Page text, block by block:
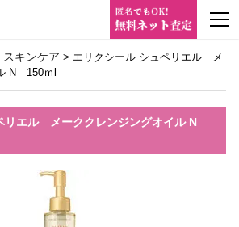
スキンケア > エリクシール シュペリエル メ
N 150ｍl
リエル メーククレンジングオイル N